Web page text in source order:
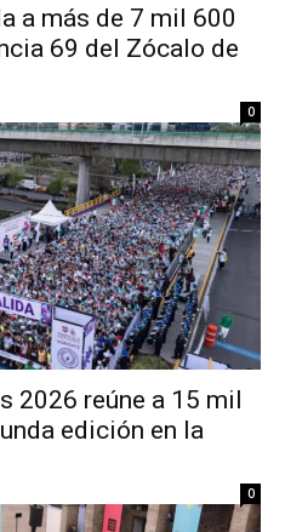
a más de 7 mil 600
69 del Zócalo de
0
2026 reúne a 15 mil
edición en la
0